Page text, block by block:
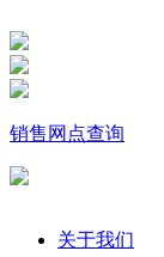
销售网点查询
关于我们